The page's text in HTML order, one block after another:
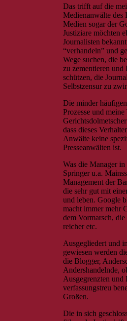
Das trifft auf die
Medienanwälte des
Medien sogar der
Justiziare möchten
Journalisten
“verhandeln” und
Wege suchen, die
zu zementieren und
schützen, die
Selbstzensur zu
Die minder
Prozesse und
dass dieses
Anwälte keine
Presseanwälten ist.
Was die Manager
Springer u.a.
Management der
die sehr gut mit
und leben. Google
macht immer mehr
dem Vormarsch,
reicher etc.
Ausgegliedert und
gewiesen werden
die Blogger,
Andershandelnde,
Ausgegrenzten und
verfassungstreu
Großen.
Die in sich